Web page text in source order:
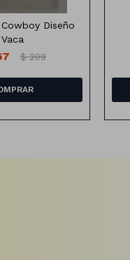
Diseño
Vaca
$ 209